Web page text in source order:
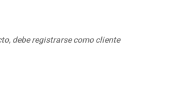
debe registrarse como cliente